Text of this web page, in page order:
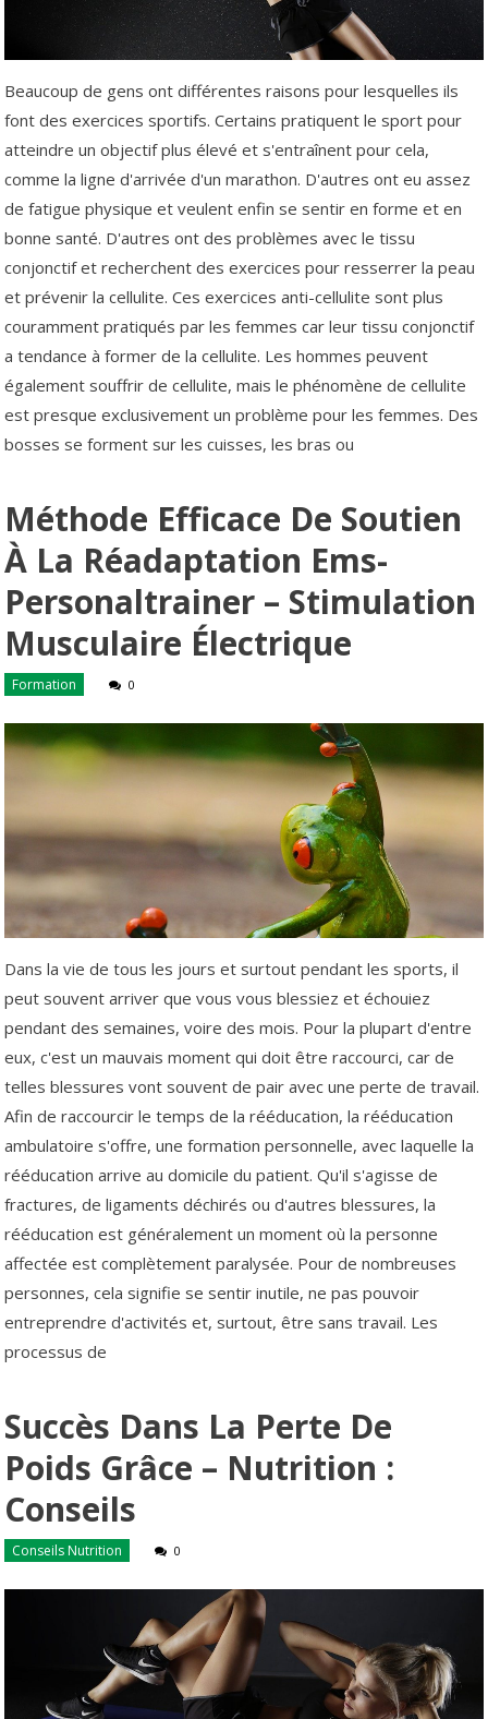
Beaucoup de gens ont différentes raisons pour lesquelles ils
font des exercices sportifs. Certains pratiquent le sport pour
atteindre un objectif plus élevé et s'entraînent pour cela,
comme la ligne d'arrivée d'un marathon. D'autres ont eu assez
de fatigue physique et veulent enfin se sentir en forme et en
bonne santé. D'autres ont des problèmes avec le tissu
conjonctif et recherchent des exercices pour resserrer la peau
et prévenir la cellulite. Ces exercices anti-cellulite sont plus
couramment pratiqués par les femmes car leur tissu conjonctif
a tendance à former de la cellulite. Les hommes peuvent
également souffrir de cellulite, mais le phénomène de cellulite
est presque exclusivement un problème pour les femmes. Des
bosses se forment sur les cuisses, les bras ou
Méthode Efficace De Soutien
À La Réadaptation Ems-
Personaltrainer – Stimulation
Musculaire Électrique
Formation 0
Dans la vie de tous les jours et surtout pendant les sports, il
peut souvent arriver que vous vous blessiez et échouiez
pendant des semaines, voire des mois. Pour la plupart d'entre
eux, c'est un mauvais moment qui doit être raccourci, car de
telles blessures vont souvent de pair avec une perte de travail.
Afin de raccourcir le temps de la rééducation, la rééducation
ambulatoire s'offre, une formation personnelle, avec laquelle la
rééducation arrive au domicile du patient. Qu'il s'agisse de
fractures, de ligaments déchirés ou d'autres blessures, la
rééducation est généralement un moment où la personne
affectée est complètement paralysée. Pour de nombreuses
personnes, cela signifie se sentir inutile, ne pas pouvoir
entreprendre d'activités et, surtout, être sans travail. Les
processus de
Succès Dans La Perte De
Poids Grâce – Nutrition :
Conseils
Conseils Nutrition 0